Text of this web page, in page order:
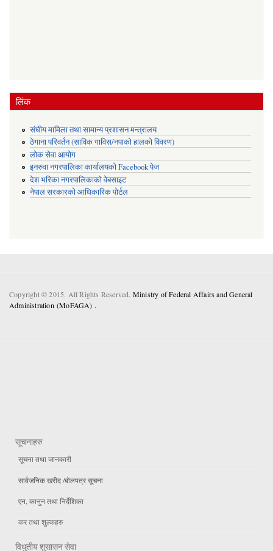
लिंक
संघीय मामिला तथा सामान्य प्रशासन मन्त्रालय
ठेगाना परिवर्तन (साविक गाविस/नपाको हालको विवरण)
लोक सेवा आयोग
इनरुवा नगरपालिका कार्यालयको Facebook पेज
देश भरिका नगरपालिकाको वेबसाइट
नेपाल सरकारको आधिकारिक पोर्टल
Copyright © 2015. All Rights Reserved. Ministry of Federal Affairs and General
Administration (MoFAGA) .
सूचनाहरु
सूचना तथा जानकारी
सार्वजनिक खरीद /बोलपत्र सूचना
एन, कानुन तथा निर्देशिका
कर तथा शुल्कहरु
विधुतीय शुसासन सेवा